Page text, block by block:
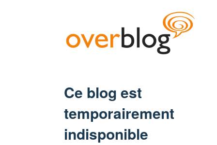
Ce blog est
temporairement
indisponible